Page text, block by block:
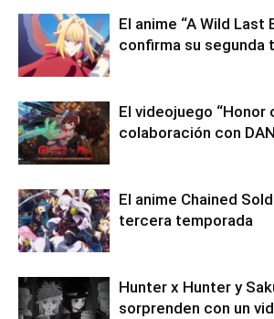
El anime “A Wild Last
confirma su segunda
El videojuego “Honor
colaboración con
El anime Chained
tercera temporada
Hunter x Hunter y
sorprenden con un